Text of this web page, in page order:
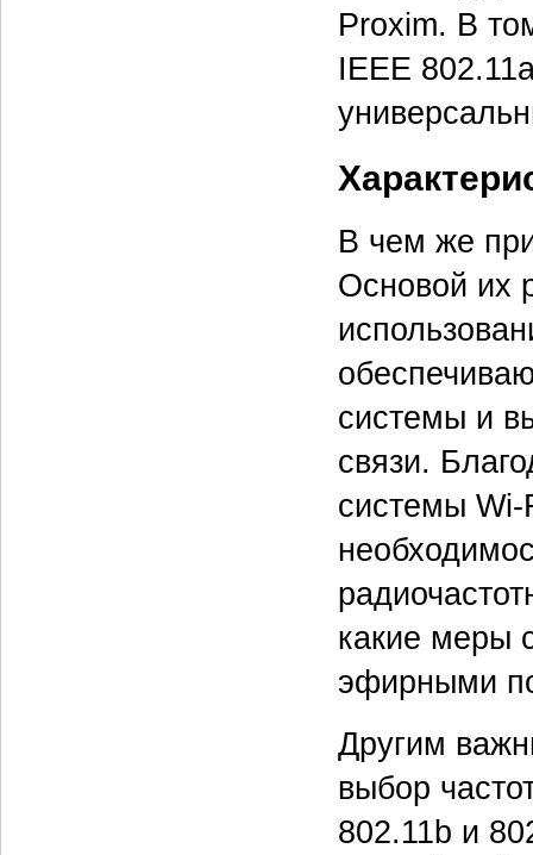
Proxim. В
IEEE
В чем же
Основой их
системы и
связи.
системы Wi-
какие меры
эфирными
Другим
выбор
802.11b и